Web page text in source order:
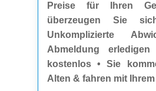
Preise für Ihren
überzeugen Sie
Unkomplizierte
Abmeldung
kostenlos • Sie
Alten & fahren mit